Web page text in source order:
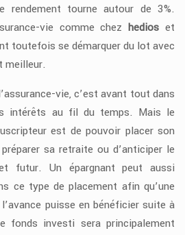
rendement tourne autour de 3%.
vie comme chezhedios et
toutefois se démarquer du lot avec
meilleur.
vie, c’est avant tout dans
intérêts au fil du temps. Mais le
est de pouvoir placer son
sa retraite ou d’anticiper le
futur. Un épargnant peut aussi
ce type de placement afin qu’une
puisse en bénéficier suite à
fonds investi sera principalement